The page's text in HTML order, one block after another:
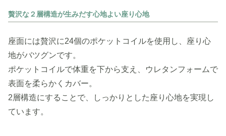
贅沢な２層構造が生みだす心地よい座り心地
座面には贅沢に24個のポケットコイルを使用し、座り心
地がバツグンです。
ポケットコイルで体重を下から支え、ウレタンフォームで
表面を柔らかくカバー。
2層構造にすることで、しっかりとした座り心地を実現し
ています。